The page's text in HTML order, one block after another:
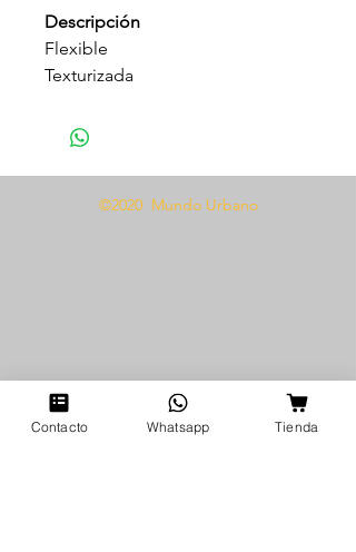
Descripción
Flexible
Texturizada
Empaque: Bolsa sellada
©2020 Mundo Urbano
Contacto Whatsapp Tienda